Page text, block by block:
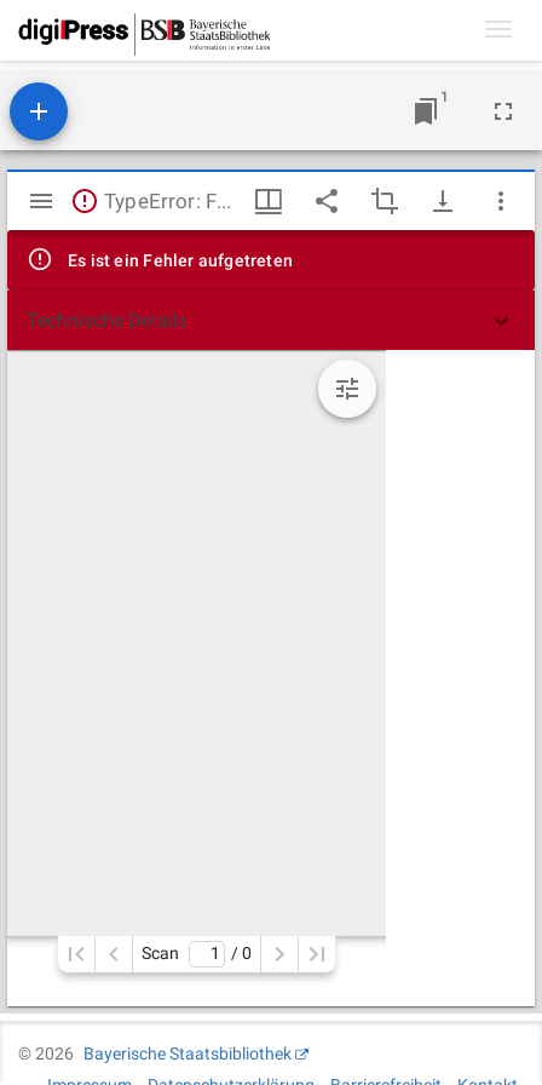
1
Mirador
Viewer
TypeError: Failed to fetch
Es ist ein Fehler aufgetreten
Technische Details
Scan / 0
©2026
Bayerische Staatsbibliothek